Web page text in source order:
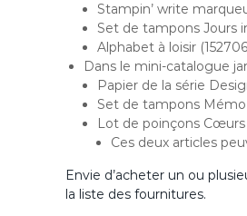
Stampin’ write
Set de tampons Jours
Alphabet à loisir
Dans le mini-catalogue
Papier de la série
Set de tampons Mémo
Lot de poinçons Cœurs
Ces deux articles
Envie d’acheter un ou
la liste des fournitures.